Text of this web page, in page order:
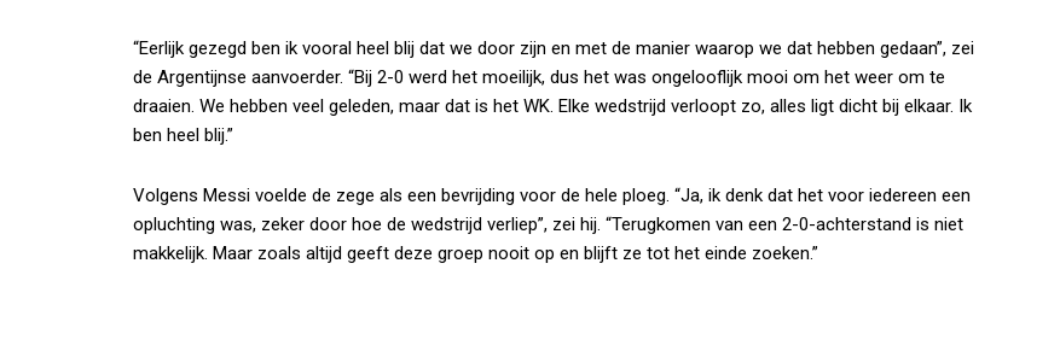
“Eerlijk gezegd ben ik vooral heel blij dat we door zijn en met de manier waarop we dat hebben gedaan”, zei
de Argentijnse aanvoerder. “Bij 2-0 werd het moeilijk, dus het was ongelooflijk mooi om het weer om te
draaien. We hebben veel geleden, maar dat is het WK. Elke wedstrijd verloopt zo, alles ligt dicht bij elkaar. Ik
ben heel blij.”
Volgens Messi voelde de zege als een bevrijding voor de hele ploeg. “Ja, ik denk dat het voor iedereen een
opluchting was, zeker door hoe de wedstrijd verliep”, zei hij. “Terugkomen van een 2-0-achterstand is niet
makkelijk. Maar zoals altijd geeft deze groep nooit op en blijft ze tot het einde zoeken.”